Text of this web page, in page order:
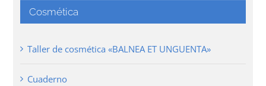
Cosmética
Taller de cosmética «BALNEA ET UNGUENTA»
Cuaderno